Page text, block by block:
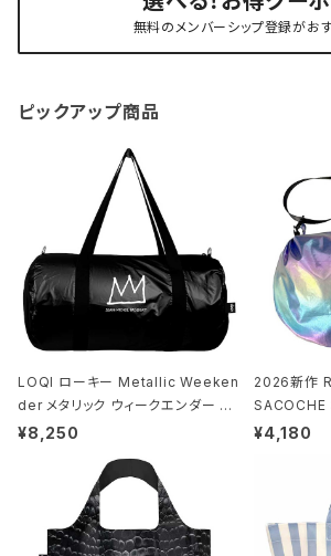
無料のメンバーシップ登録がお
ピックアップ商品
LOQI ローキー Metallic Weeken
der メタリック ウィークエンダー ボ
ストンバッグ ショルダーバッグ JEAN
ck ジャン=ミッシェル・バスキア/クラ
ウン ブラック
¥8,250
2026新作
SACOCHE
ミエ-B ショ
¥4,180